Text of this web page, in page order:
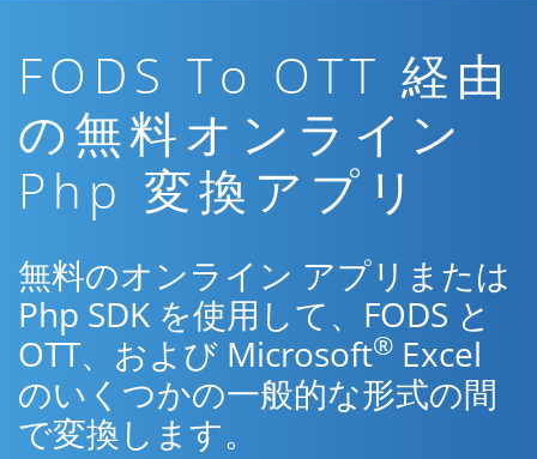
FODS To OTT 経由
の無料オンライン
Php 変換アプリ
無料のオンライン アプリまたは
Php SDK を使用して、FODS と
OTT、および Microsoft® Excel
のいくつかの一般的な形式の間
で変換します。